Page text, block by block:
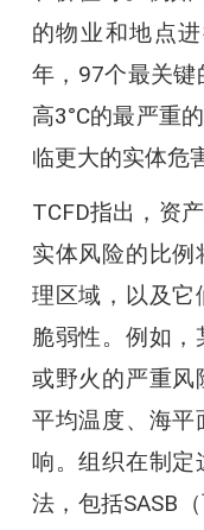
的物业和地点
年，97个最关
高3°C的最严重
临更大的实体危
TCFD指出，资
实体风险的比
理区域，以及它
脆弱性。例如
或野火的严重风
平均温度、海平
响。组织在制定
法，包括SASB